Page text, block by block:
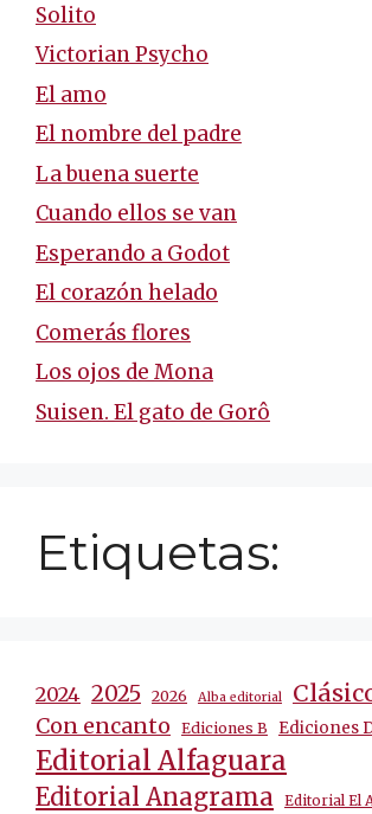
Solito
Victorian Psycho
El amo
El nombre del padre
La buena suerte
Cuando ellos se van
Esperando a Godot
El corazón helado
Comerás flores
Los ojos de Mona
Suisen. El gato de Gorô
Etiquetas:
2024 2025 2026 Alba editorial
Con encanto Ediciones B Ediciones
Editorial Alfaguara
Editorial Anagrama Editorial El